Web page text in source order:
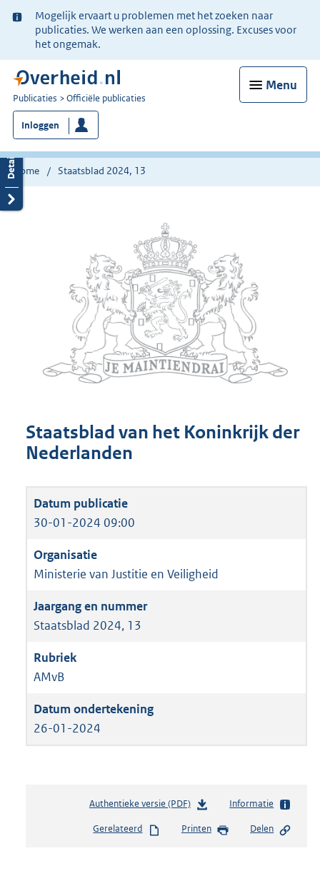
Ter
informatie:
Mogelijk ervaart u problemen met het zoeken naar
publicaties. We werken aan een oplossing. Excuses voor
het ongemak.
Menu
U
bent
nu
hier:
Publicaties Officiële publicaties
Inloggen
Home Staatsblad 2024, 13
Staatsblad van het Koninkrijk der
Nederlanden
30-01-2024 09:00
Ministerie van Justitie en Veiligheid
Staatsblad 2024, 13
AMvB
26-01-2024
Authentieke versie (PDF)b
s
Informatie
Gerelateerd Printen Delen